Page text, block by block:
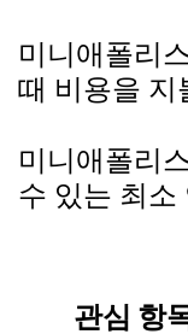
미니애폴리
때 비용을 지
미니애폴리
수 있는 최소
관심 항